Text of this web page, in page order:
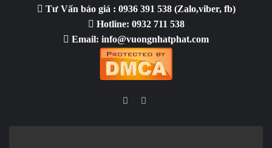
Tư Vấn báo giá : 0936 391 538 (Zalo,viber, fb)
Hotline: 0932 711 538
Email: info@vuongnhatphat.com
Facebook
YouTube